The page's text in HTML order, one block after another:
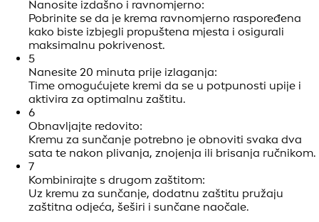
Nanosite izdašno i ravnomjerno:
Pobrinite se da je krema ravnomjerno raspoređena
kako biste izbjegli propuštena mjesta i osigurali
maksimalnu pokrivenost.
5
Nanesite 20 minuta prije izlaganja:
Time omogućujete kremi da se u potpunosti upije i
aktivira za optimalnu zaštitu.
6
Obnavljajte redovito:
Kremu za sunčanje potrebno je obnoviti svaka dva
sata te nakon plivanja, znojenja ili brisanja ručnikom.
7
Kombinirajte s drugom zaštitom:
Uz kremu za sunčanje, dodatnu zaštitu pružaju
zaštitna odjeća, šeširi i sunčane naočale.